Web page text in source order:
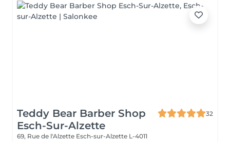
Teddy Bear Barber Shop
Esch-Sur-Alzette
32
69, Rue de l'Alzette Esch-sur-Alzette L-4011